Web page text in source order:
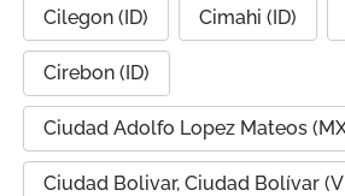
Cilegon (ID) Cimahi (ID)
Cirebon (ID)
Ciudad Adolfo Lopez Mateos
Ciudad Bolivar, Ciudad Bolívar